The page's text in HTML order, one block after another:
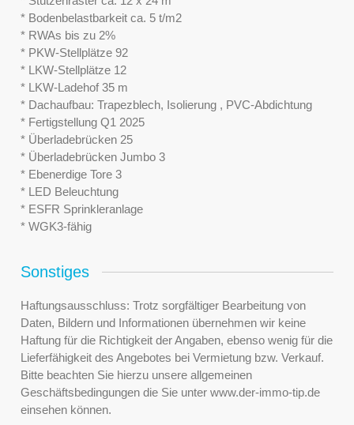
* Bodenbelastbarkeit ca. 5 t/m2
* RWAs bis zu 2%
* PKW-Stellplätze 92
* LKW-Stellplätze 12
* LKW-Ladehof 35 m
* Dachaufbau: Trapezblech, Isolierung , PVC-Abdichtung
* Fertigstellung Q1 2025
* Überladebrücken 25
* Überladebrücken Jumbo 3
* Ebenerdige Tore 3
* LED Beleuchtung
* ESFR Sprinkleranlage
* WGK3-fähig
Sonstiges
Haftungsausschluss: Trotz sorgfältiger Bearbeitung von
Daten, Bildern und Informationen übernehmen wir keine
Haftung für die Richtigkeit der Angaben, ebenso wenig für die
Lieferfähigkeit des Angebotes bei Vermietung bzw. Verkauf.
Bitte beachten Sie hierzu unsere allgemeinen
Geschäftsbedingungen die Sie unter www.der-immo-tip.de
einsehen können.